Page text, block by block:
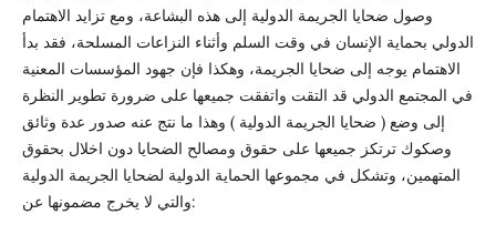
وصول ضحايا الجريمة الدولية إلى هذه البشاعة، ومع تزايد الاهتمام
الدولي بحماية الإنسان في وقت السلم وأثناء النزاعات المسلحة، فقد بدأ
الاهتمام يوجه إلى ضحايا الجريمة، وهكذا فإن جهود المؤسسات المعنية
في المجتمع الدولي قد التقت واتفقت جميعها على ضرورة تطوير النظرة
إلى وضع ( ضحايا الجريمة الدولية ) وهذا ما نتج عنه صدور عدة وثائق
وصكوك ترتكز جميعها على حقوق ومصالح الضحايا دون اخلال بحقوق
المتهمين، وتشكل في مجموعها الحماية الدولية لضحايا الجريمة الدولية
والتي لا يخرج مضمونها عن: